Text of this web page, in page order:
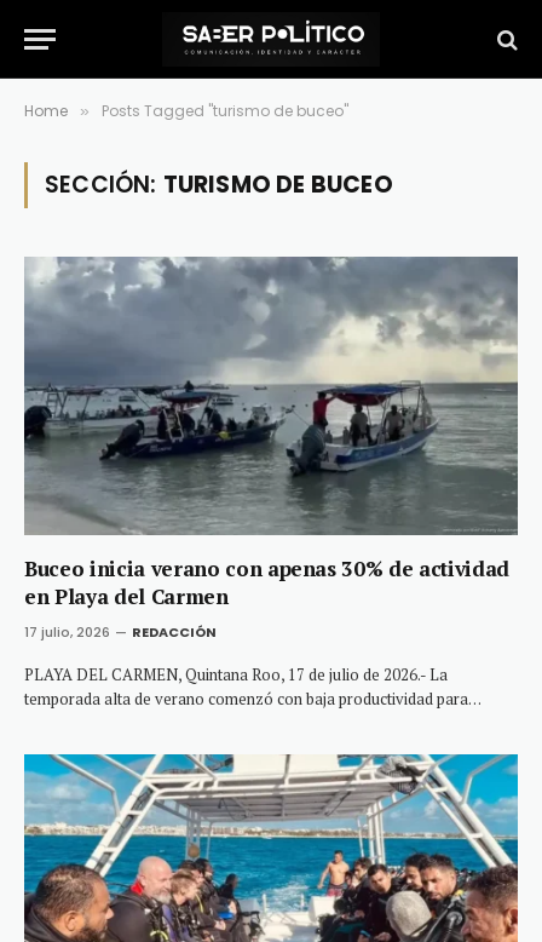
Home » Posts Tagged "turismo de buceo"
SECCIÓN: TURISMO DE BUCEO
Buceo inicia verano con apenas 30% de actividad
en Playa del Carmen
17 julio, 2026 REDACCIÓN
PLAYA DEL CARMEN, Quintana Roo, 17 de julio de 2026.- La
temporada alta de verano comenzó con baja productividad para…